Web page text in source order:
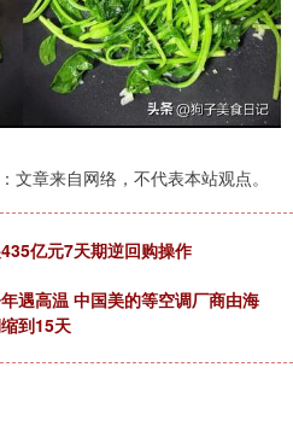
文章来自网络，不代表本站观点。
亿元7天期逆回购操作
遇高温 中国美的等空调厂商由海
到15天